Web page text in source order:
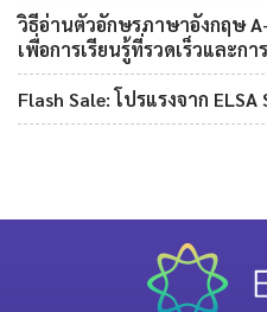
วิธีอ่านตัวอักษรภาษาอังกฤษ
เพื่อการเรียนรู้ที่รวดเร็วและก
Flash Sale: โปรแรงจาก